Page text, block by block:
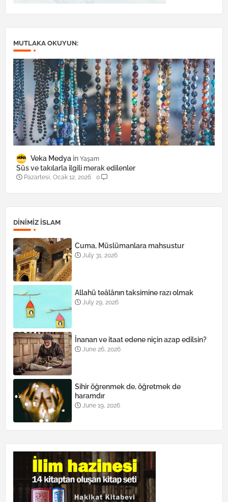
MUTLAKA OKUYUN:
Veka Medya Yaşam
Süs ve takılarla ilgili merak edilenler
Pazartesi, Ocak 12, 2026 0
DINIMIZ ISLAM
Cuma, Müslümanlara mahsustur
July 31, 2026
Allahü teâlânın taksimine razı olmak
July 29, 2026
İnanan ve itaat edene niçin azap edilsin?
June 26, 2026
Sihir öğrenmek de, öğretmek de
haramdır
June 19, 2026